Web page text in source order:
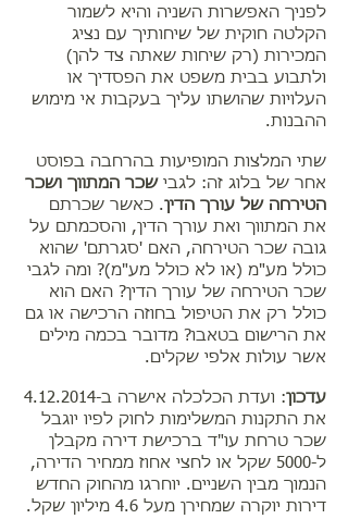
לפניך האפשרות השניה והיא לשמור
הקלטה חוקית של שיחותיך עם נציג
המכירות (רק שיחות שאתה צד להן)
ולתבוע בבית משפט את הפסדיך או
העלויות שהושתו עליך בעקבות אי מימוש
ההבנות.
שתי המלצות המופיעות בהרחבה בפוסט
אחר של בלוג זה: לגבישכר המתווך ושכר
הטירחה של עורך הדין. כאשר שכרתם
את המתווך ואת עורך הדין, והסכמתם על
גובה שכר הטירחה, האם 'סגרתם' שהוא
כולל מע"מ (או לא כולל מע"מ)? ומה לגבי
שכר הטירחה של עורך הדין? האם הוא
כולל רק את הטיפול בחוזה הרכישה או גם
את הרישום בטאבו? מדובר בכמה מילים
אשר עולות אלפי שקלים.
עדכון
: ועדת הכלכלה אישרה ב-4.12.2014
את התקנות המשלימות לחוק לפיו יוגבל
שכר טרחת עו"ד ברכישת דירה מקבלן
ל-5000 שקל או לחצי אחוז ממחיר הדירה,
הנמוך מבין השניים. יוחרגו מהחוק החדש
דירות יוקרה שמחירן מעל 4.6 מיליון שקל.